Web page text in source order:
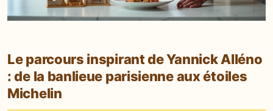
Le parcours inspirant de Yannick Alléno
: de la banlieue parisienne aux étoiles
Michelin